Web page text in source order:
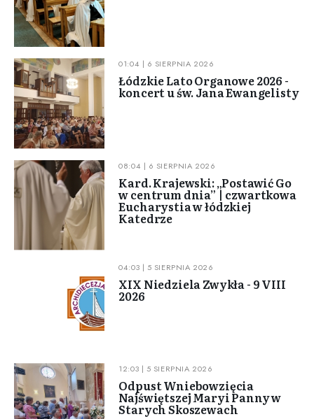
01:04 | 6 SIERPNIA 2026
Łódzkie Lato Organowe 2026 -
koncert u św. Jana Ewangelisty
08:04 | 6 SIERPNIA 2026
Kard. Krajewski: „Postawić Go
w centrum dnia” | czwartkowa
Eucharystia w łódzkiej
Katedrze
04:03 | 5 SIERPNIA 2026
XIX Niedziela Zwykła - 9 VIII
2026
12:03 | 5 SIERPNIA 2026
Odpust Wniebowzięcia
Najświętszej Maryi Panny w
Starych Skoszewach